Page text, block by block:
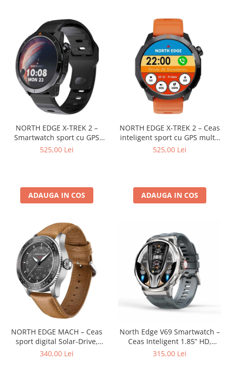
NORTH EDGE X-TREK 2 –
Smartwatch sport cu GPS
precis, ecran AMOLED 1.43”,
525,00 Lei
ADAUGA IN COS
NORTH EDGE X-TREK 2 – Ceas
inteligent sport cu GPS multi-
satelit, ecran AMOLED 1.43”,
525,00 Lei
ADAUGA IN COS
NORTH EDGE MACH – Ceas
sport digital Solar-Drive,
încărcare solară, rezistent la
340,00 Lei
North Edge V69 Smartwatch –
Ceas Inteligent 1.85” HD,
Bluetooth 5.0, Puls, Tensiune,
315,00 Lei